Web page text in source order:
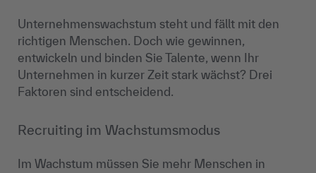
Unternehmenswachstum steht und fällt mit den
richtigen Menschen. Doch wie gewinnen,
entwickeln und binden Sie Talente, wenn Ihr
Unternehmen in kurzer Zeit stark wächst? Drei
Faktoren sind entscheidend.
Recruiting im Wachstumsmodus
Im Wachstum müssen Sie mehr Menschen in